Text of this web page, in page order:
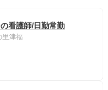
看護師/日勤常勤
里津福